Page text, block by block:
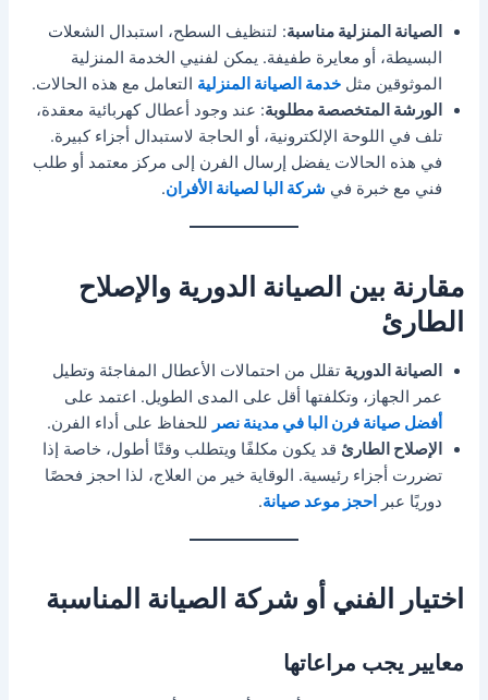
الصيانة المنزلية مناسبة: لتنظيف السطح، استبدال الشعلات
البسيطة، أو معايرة طفيفة. يمكن لفنيي الخدمة المنزلية
الموثوقين مثلخدمة الصيانة المنزلية التعامل مع هذه الحالات.
الورشة المتخصصة مطلوبة: عند وجود أعطال كهربائية معقدة،
تلف في اللوحة الإلكترونية، أو الحاجة لاستبدال أجزاء كبيرة.
في هذه الحالات يفضل إرسال الفرن إلى مركز معتمد أو طلب
فني مع خبرة في شركة البا لصيانة الأفران.
مقارنة بين الصيانة الدورية والإصلاح
الطارئ
الصيانة الدورية تقلل من احتمالات الأعطال المفاجئة وتطيل
عمر الجهاز، وتكلفتها أقل على المدى الطويل. اعتمد على
أفضل صيانة فرن البا في مدينة نصر للحفاظ على أداء الفرن.
الإصلاح الطارئ قد يكون مكلفًا ويتطلب وقتًا أطول، خاصة إذا
تضررت أجزاء رئيسية. الوقاية خير من العلاج، لذا احجز فحصًا
دوريًا عبر
احجز موعد صيانة.
اختيار الفني أو شركة الصيانة المناسبة
معايير يجب مراعاتها